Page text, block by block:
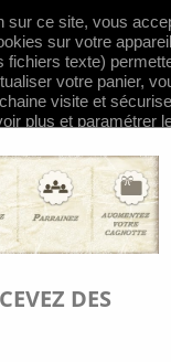
sur ce site, vous
sur votre appareil
fichiers texte)
votre panier,
visite et
plus et paramétrer
cookies; clquez ici
shopping_cart


DES